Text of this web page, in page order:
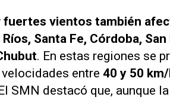
fuertes vientos también
Santa Fe, Córdoba,
. En estas regiones se
entre 40 y 50
SMN destacó que, aunque